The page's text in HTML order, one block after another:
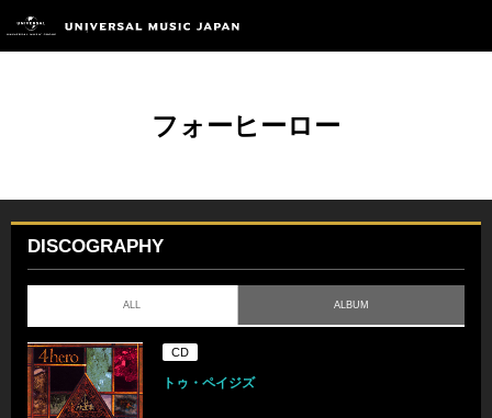
フォーヒーロー
DISCOGRAPHY
ALL ALBUM
CD
トゥ・ペイジズ